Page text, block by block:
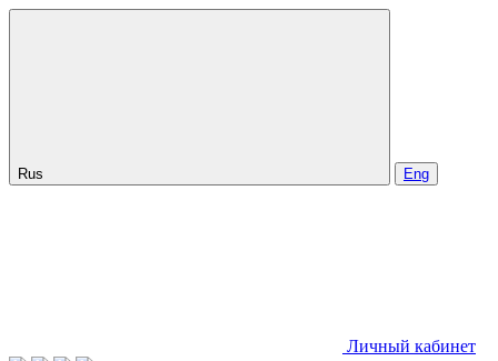
Rus Eng
Личный кабинет